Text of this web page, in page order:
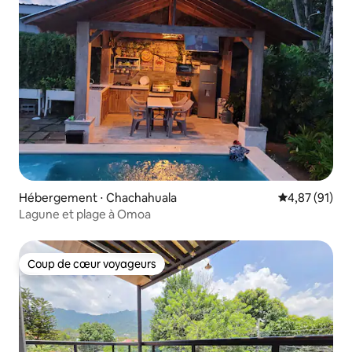
Hébergement ⋅ Chachahuala Évaluation
4,87 (91)
Lagune et plage à Omoa
Coup de cœur voyageurs
Coup de cœur voyageurs